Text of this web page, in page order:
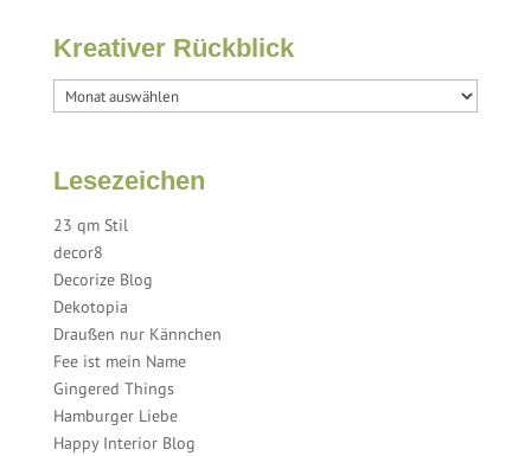
Kreativer Rückblick
Lesezeichen
23 qm Stil
decor8
Decorize Blog
Dekotopia
Draußen nur Kännchen
Fee ist mein Name
Gingered Things
Hamburger Liebe
Happy Interior Blog